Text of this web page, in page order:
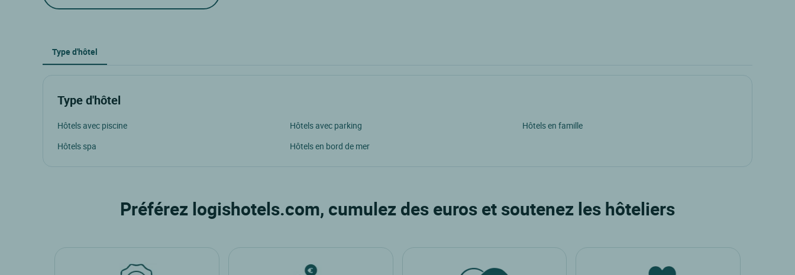
Type d'hôtel
Type d'hôtel
Hôtels avec piscine Hôtels avec parking
Hôtels en famille
Hôtels spa
Hôtels en bord de mer
Préférez logishotels.com, cumulez des euros et soutenez les hôteliers